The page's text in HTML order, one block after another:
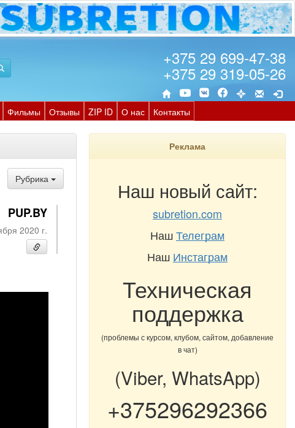
+375 29 699-47-38
+375 29 319-05-26
Фильмы Отзывы ZIP ID О нас Контакты
Рубрика
PUP.BY
2020 г.
Реклама
Наш новый сайт:
subretion.com
НашТелеграм
Наш Инстаграм
Техническая
поддержка
(проблемы с курсом, клубом, сайтом, добавление
в чат)
(Viber, WhatsApp)
+375296292366